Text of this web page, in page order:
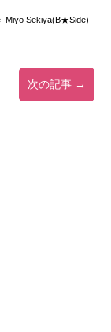
Sekiya(B★Side)
次の記事 →